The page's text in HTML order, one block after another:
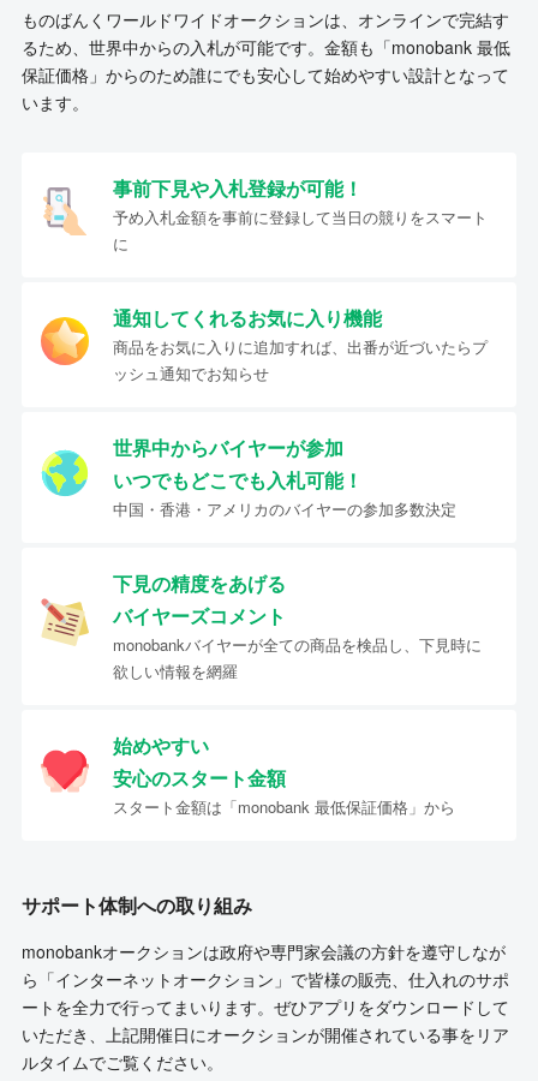
ものばんくワールドワイドオークションは、オンラインで完結す
るため、世界中からの入札が可能です。金額も「monobank 最低
保証価格」からのため誰にでも安心して始めやすい設計となって
います。
事前下見や入札登録が可能！
予め入札金額を事前に登録して当日の競りをスマート
に
通知してくれるお気に入り機能
商品をお気に入りに追加すれば、出番が近づいたらプ
ッシュ通知でお知らせ
世界中からバイヤーが参加
いつでもどこでも入札可能！
中国・香港・アメリカのバイヤーの参加多数決定
下見の精度をあげる
バイヤーズコメント
monobankバイヤーが全ての商品を検品し、下見時に
欲しい情報を網羅
始めやすい
安心のスタート金額
スタート金額は「monobank 最低保証価格」から
サポート体制への取り組み
monobankオークションは政府や専門家会議の方針を遵守しなが
ら「インターネットオークション」で皆様の販売、仕入れのサポ
ートを全力で行ってまいります。ぜひアプリをダウンロードして
いただき、上記開催日にオークションが開催されている事をリア
ルタイムでご覧ください。